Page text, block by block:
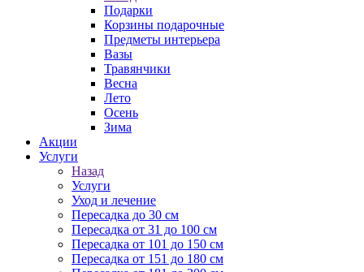
Подарки
Корзины подарочные
Предметы интерьера
Вазы
Травянчики
Весна
Лето
Осень
Зима
Акции
Услуги
Назад
Услуги
Уход и лечение
Пересадка до 30 см
Пересадка от 31 до 100 см
Пересадка от 101 до 150 см
Пересадка от 151 до 180 см